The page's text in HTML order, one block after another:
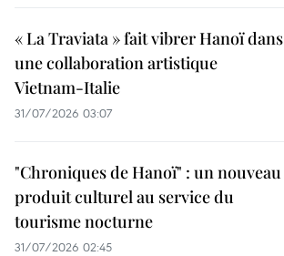
« La Traviata » fait vibrer Hanoï dans
une collaboration artistique
Vietnam-Italie
31/07/2026 03:07
"Chroniques de Hanoï" : un nouveau
produit culturel au service du
tourisme nocturne
31/07/2026 02:45